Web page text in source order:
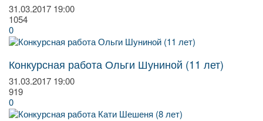
31.03.2017 19:00
1054
0
Конкурсная работа Ольги Шуниной (11 лет)
31.03.2017 19:00
919
0